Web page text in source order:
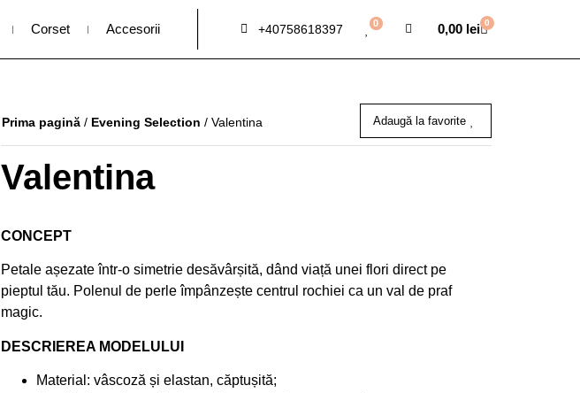
Corset Accesorii +40758618397 0 0,00 lei 0
Prima pagină/ Evening Selection / Valentina Adaugă la favorite
Valentina
CONCEPT
Petale așezate într-o simetrie desăvârșită, dând viață unei flori direct pe
pieptul tău. Polenul de perle împânzește centrul rochiei ca un val de praf
magic.
DESCRIEREA MODELULUI
Material: vâscoză și elastan, căptușită;